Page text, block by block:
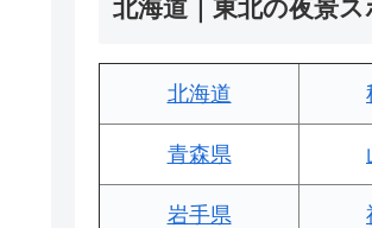
北海道｜東北の夜景ス
北海道
青森県
岩手県